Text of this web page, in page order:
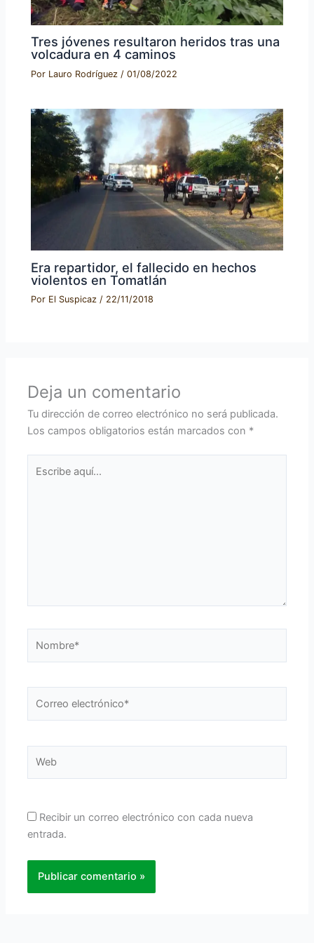
Tres jóvenes resultaron heridos tras una
volcadura en 4 caminos
Por Lauro Rodríguez /01/08/2022
Era repartidor, el fallecido en hechos
violentos en Tomatlán
Por El Suspicaz / 22/11/2018
Deja un comentario
Tu dirección de correo electrónico no será publicada.
Los campos obligatorios están marcados con *
aquí...
electrónico*
Recibir un correo electrónico con cada nueva
entrada.